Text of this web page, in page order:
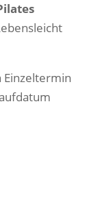
Einzeltermin